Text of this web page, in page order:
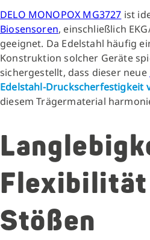
DELO MONOPOX MG3727 ist
Biosensoren, einschließlich
geeignet. Da Edelstahl häufig
Konstruktion solcher Geräte
sichergestellt, dass dieser neue
Edelstahl-Druckscherfestigkeit
diesem Trägermaterial
Flexibilität
Stößen